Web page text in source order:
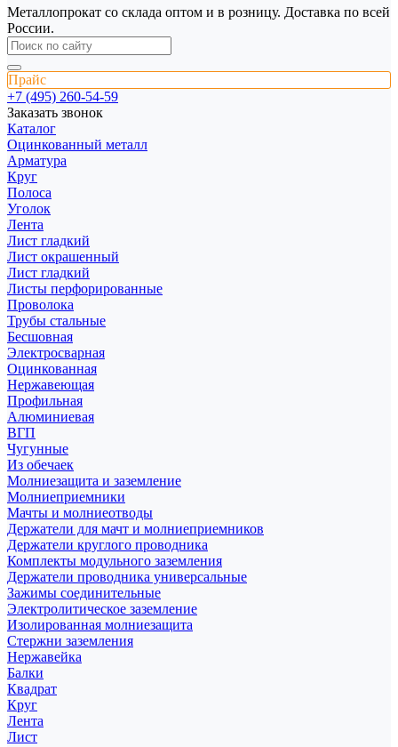
Металлопрокат со склада оптом и в розницу. Доставка по всей
России.
Прайс
+7 (495) 260-54-59
Заказать звонок
Каталог
Оцинкованный металл
Арматура
Круг
Полоса
Уголок
Лента
Лист гладкий
Лист окрашенный
Лист гладкий
Листы перфорированные
Проволока
Трубы стальные
Бесшовная
Электросварная
Оцинкованная
Нержавеющая
Профильная
Алюминиевая
ВГП
Чугунные
Из обечаек
Молниезащита и заземление
Молниеприемники
Мачты и молниеотводы
Держатели для мачт и молниеприемников
Держатели круглого проводника
Комплекты модульного заземления
Держатели проводника универсальные
Зажимы соединительные
Электролитическое заземление
Изолированная молниезащита
Стержни заземления
Нержавейка
Балки
Квадрат
Круг
Лента
Лист